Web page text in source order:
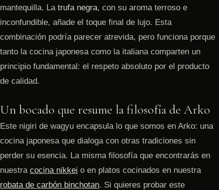
mantequilla. La trufa negra, con su aroma terroso e
inconfundible, añade el toque final de lujo. Esta
combinación podría parecer atrevida, pero funciona porque
tanto la cocina japonesa como la italiana comparten un
principio fundamental: el respeto absoluto por el producto
de calidad.
Un bocado que resume la filosofía de Arko
Este nigiri de wagyu encapsula lo que somos en Arko: una
cocina japonesa que dialoga con otras tradiciones sin
perder su esencia. La misma filosofía que encontrarás en
nuestra cocina nikkei o en platos cocinados en nuestra
robata de carbón binchotan. Si quieres probar este